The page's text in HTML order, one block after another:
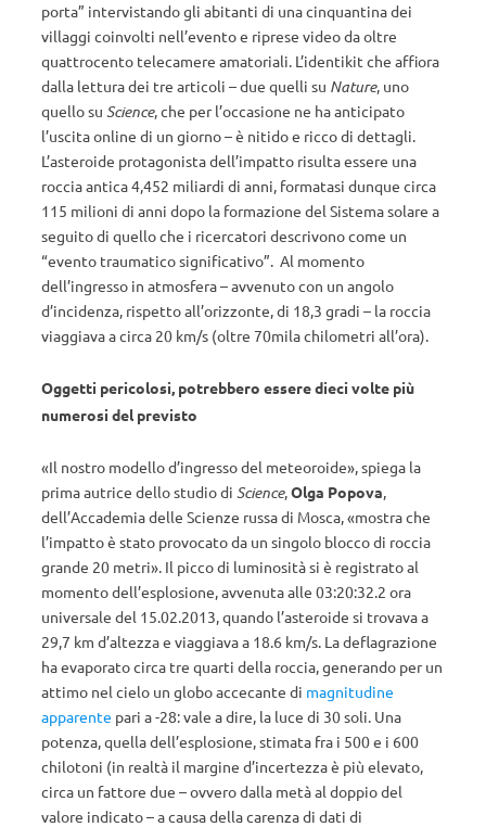
porta” intervistando gli abitanti di una cinquantina dei
villaggi coinvolti nell’evento e riprese video da oltre
quattrocento telecamere amatoriali. L’identikit che affiora
dalla lettura dei tre articoli – due quelli su Nature, uno
quello su Science, che per l’occasione ne ha anticipato
l’uscita online di un giorno – è nitido e ricco di dettagli.
L’asteroide protagonista dell’impatto risulta essere una
roccia antica 4,452 miliardi di anni, formatasi dunque circa
115 milioni di anni dopo la formazione del Sistema solare a
seguito di quello che i ricercatori descrivono come un
“evento traumatico significativo”. Al momento
dell’ingresso in atmosfera – avvenuto con un angolo
d’incidenza, rispetto all’orizzonte, di 18,3 gradi – la roccia
viaggiava a circa 20 km/s (oltre 70mila chilometri all’ora).
Oggetti pericolosi, potrebbero essere dieci volte più
numerosi del previsto
«Il nostro modello d’ingresso del meteoroide», spiega la
prima autrice dello studio di Science,Olga Popova,
dell’Accademia delle Scienze russa di Mosca, «mostra che
l’impatto è stato provocato da un singolo blocco di roccia
grande 20 metri». Il picco di luminosità si è registrato al
momento dell’esplosione, avvenuta alle 03:20:32.2 ora
universale del 15.02.2013, quando l’asteroide si trovava a
29,7 km d’altezza e viaggiava a 18.6 km/s. La deflagrazione
ha evaporato circa tre quarti della roccia, generando per un
attimo nel cielo un globo accecante di magnitudine
apparente pari a -28: vale a dire, la luce di 30 soli. Una
potenza, quella dell’esplosione, stimata fra i 500 e i 600
chilotoni (in realtà il margine d’incertezza è più elevato,
circa un fattore due – ovvero dalla metà al doppio del
valore indicato – a causa della carenza di dati di